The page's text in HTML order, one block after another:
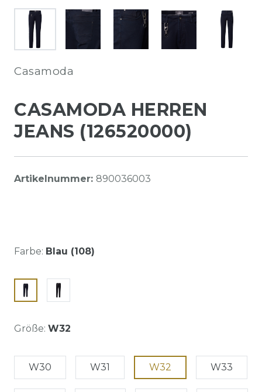
Casamoda
CASAMODA HERREN
JEANS (126520000)
Artikelnummer: 890036003
Farbe: Blau (108)
Größe: W32
W30 W31 W32 W33